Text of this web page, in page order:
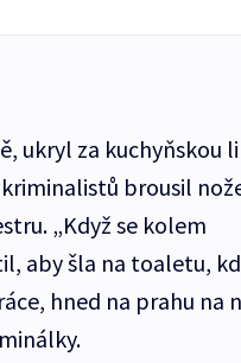
ukryl za kuchyňskou
brousil
„Když se kolem
aby šla na toaletu,
hned na prahu na